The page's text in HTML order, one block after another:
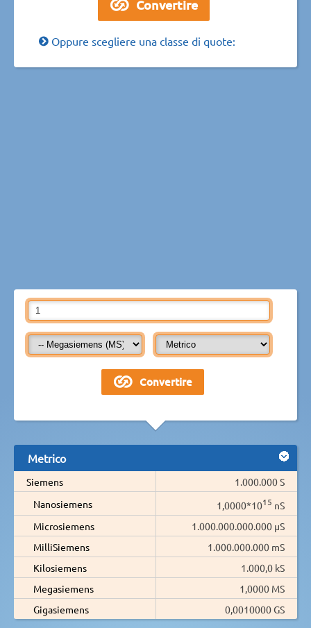
Oppure scegliere una classe di quote:
Metrico
Siemens
1.000.000 S
Nanosiemens
1,0000*1015 nS
Microsiemens
1.000.000.000.000 µS
MilliSiemens
1.000.000.000 mS
Kilosiemens
1.000,0 kS
Megasiemens
1,0000 MS
Gigasiemens
0,0010000 GS